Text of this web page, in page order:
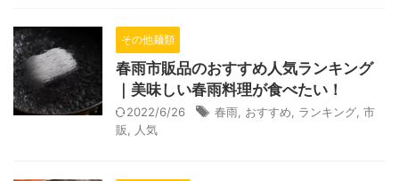
その他麺類
春雨市販品のおすすめ人気ランキング
｜美味しい春雨料理が食べたい！
2022/6/26 春雨 おすすめ ランキング 市
販
人気